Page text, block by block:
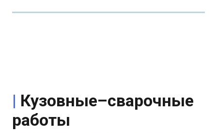
| Кузовные–сварочные
работы